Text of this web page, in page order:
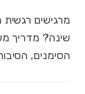
מרגישים רגשית
שינה? מדריך
הסימנים,